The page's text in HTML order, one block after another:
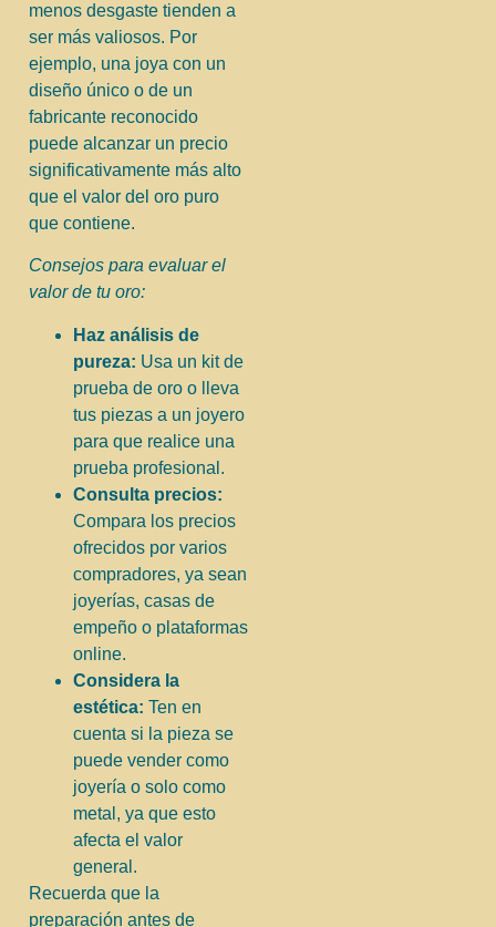
menos desgaste tienden a
ser más valiosos. Por
ejemplo, una joya con un
diseño único o de un
fabricante reconocido
puede alcanzar un precio
significativamente más alto
que el valor del oro puro
que contiene.
Consejos para evaluar el
valor de tu oro:
Haz análisis de
pureza: Usa un kit de
prueba de oro o lleva
tus piezas a un joyero
para que realice una
prueba profesional.
Consulta precios:
Compara los precios
ofrecidos por varios
compradores, ya sean
joyerías, casas de
empeño o plataformas
online.
Considera la
estética: Ten en
cuenta si la pieza se
puede vender como
joyería o solo como
metal, ya que esto
afecta el valor
general.
Recuerda que la
preparación antes de